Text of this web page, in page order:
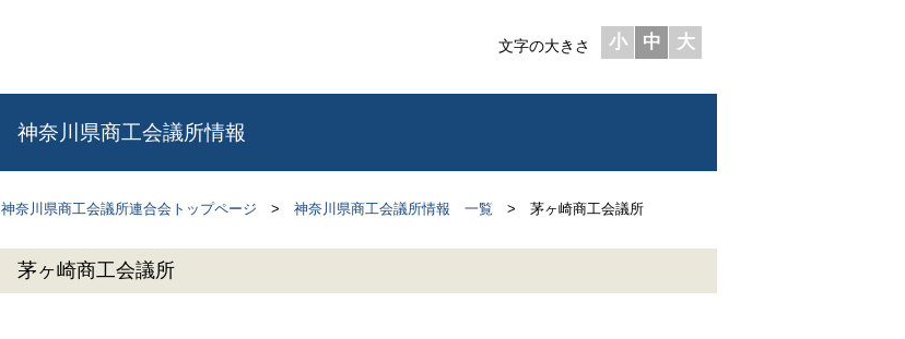
文字の大きさ 小 中 大
神奈川県商工会議所情報
神奈川県商工会議所連合会トップページ > 神奈川県商工会議所情報 一覧 > 茅ヶ崎商工会議所
茅ヶ崎商工会議所